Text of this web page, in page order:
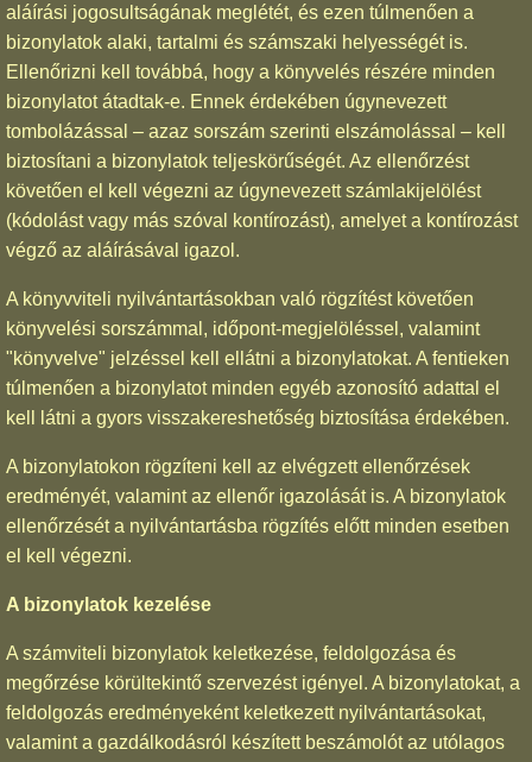
aláírási jogosultságának meglétét, és ezen túlmenően a
bizonylatok alaki, tartalmi és számszaki helyességét is.
Ellenőrizni kell továbbá, hogy a könyvelés részére minden
bizonylatot átadtak-e. Ennek érdekében úgynevezett
tombolázással – azaz sorszám szerinti elszámolással – kell
biztosítani a bizonylatok teljeskörűségét. Az ellenőrzést
követően el kell végezni az úgynevezett számlakijelölést
(kódolást vagy más szóval kontírozást), amelyet a kontírozást
végző az aláírásával igazol.
A könyvviteli nyilvántartásokban való rögzítést követően
könyvelési sorszámmal, időpont-megjelöléssel, valamint
"könyvelve" jelzéssel kell ellátni a bizonylatokat. A fentieken
túlmenően a bizonylatot minden egyéb azonosító adattal el
kell látni a gyors visszakereshetőség biztosítása érdekében.
A bizonylatokon rögzíteni kell az elvégzett ellenőrzések
eredményét, valamint az ellenőr igazolását is. A bizonylatok
ellenőrzését a nyilvántartásba rögzítés előtt minden esetben
el kell végezni.
A bizonylatok kezelése
A számviteli bizonylatok keletkezése, feldolgozása és
megőrzése körültekintő szervezést igényel. A bizonylatokat, a
feldolgozás eredményeként keletkezett nyilvántartásokat,
valamint a gazdálkodásról készített beszámolót az utólagos